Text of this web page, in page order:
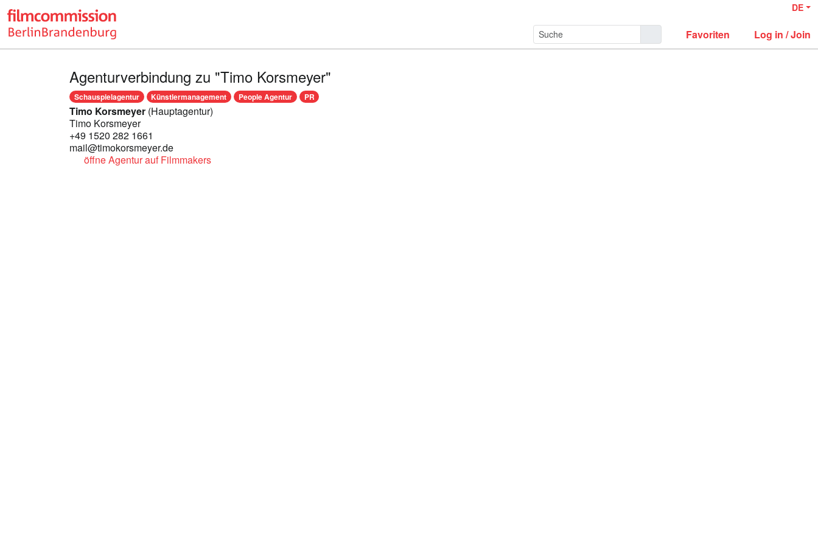
DE
Favoriten Log in / Join
Agenturverbindung zu "Timo Korsmeyer"
Schauspielagentur Künstlermanagement People Agentur PR
Timo Korsmeyer (Hauptagentur)
Timo Korsmeyer
+49 1520 282 1661
mail@timokorsmeyer.de
öffne Agentur auf Filmmakers